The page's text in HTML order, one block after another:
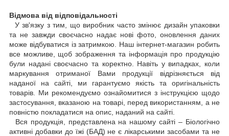
Відмова від відповідальності
У зв'язку з тим, що виробник часто змінює дизайн упаковки
та не завжди своєчасно надає нові фото, оновлення даних
може відбуватися із затримкою. Наш інтернет-магазин робить
все можливе, щоб зображення та інформація про продукцію
були надані своєчасно та коректно. Навіть у випадках, коли
маркування отриманої Вами продукції відрізняється від
наданої на сайті, ми гарантуємо якість та оригінальність
товарів. Ми рекомендуємо ознайомитися з інструкцією щодо
застосування, вказаною на товарі, перед використанням, а не
повністю покладатися на опис, наданий на сайті.
Вся продукція, представлена на нашому сайті – Біологічно
активні добавки до їжі (БАД) не є лікарськими засобами та не